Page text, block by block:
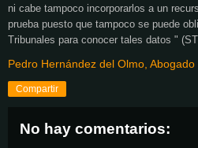
ni cabe tampoco incorporarlos a un
prueba puesto que tampoco se puede
Tribunales para conocer tales datos "
Pedro Hernández del Olmo, Abogado
Compartir
No hay comentarios: